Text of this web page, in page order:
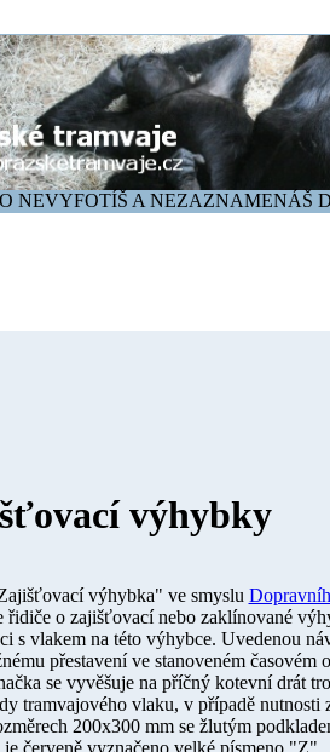
NEVYFOTÍŠ A NEZAZNAMENÁŠ
výhybky
výhybka" ve smyslu
řidiče o zajišťovací nebo zaklínované
s vlakem na této výhybce. Uvedenou
přestavení ve stanoveném
se vyvěšuje na příčný kotevní drát
tramvajového vlaku, v případě
200x300 mm se žlutým